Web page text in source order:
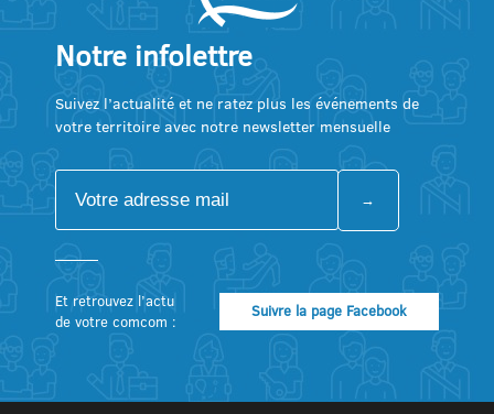
Notre infolettre
Suivez l’actualité et ne ratez plus les événements de
votre territoire avec notre newsletter mensuelle
Et retrouvez l’actu
de votre comcom :
Suivre la page Facebook